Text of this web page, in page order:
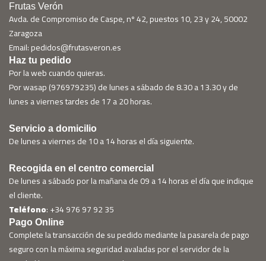
Frutas Verón
Avda. de Compromiso de Caspe, nº 42, puestos 10, 23 y 24, 50002
Zaragoza
Email: pedidos@frutasveron.es
Haz tu pedido
Por la web cuando quieras.
Por wasap (976979235) de lunes a sábado de 8.30 a 13.30 y de
lunes a viernes tardes de 17 a 20 horas.
Servicio a domicilio
De lunes a viernes de 10 a 14 horas el día siguiente.
Recogida en el centro comercial
De lunes a sábado por la mañana de 09 a 14 horas el día que indique
el cliente.
Teléfono: +34 976 97 92 35
Pago Online
Complete la transacción de su pedido mediante la pasarela de pago
seguro con la máxima seguridad avaladas por el servidor de la